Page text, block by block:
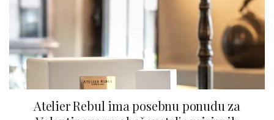
Atelier Rebul ima posebnu ponudu za